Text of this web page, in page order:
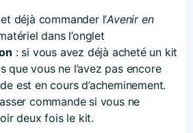
déjà commander l’Avenir en
dans l’onglet
: si vous avez déjà acheté un kit
que vous ne l’avez pas encore
est en cours d’acheminement.
commande si vous ne
deux fois le kit.